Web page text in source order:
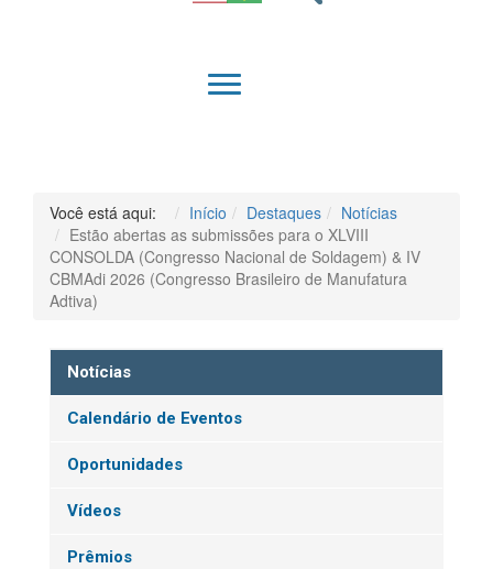
QUEM SOMOS
Você está aqui: Início Destaques
Notícias
Estão abertas as submissões para o XLVIII
CONSOLDA (Congresso Nacional de Soldagem) & IV
CBMAdi 2026 (Congresso Brasileiro de Manufatura
Adtiva)
Notícias
Calendário de Eventos
Oportunidades
Vídeos
Prêmios